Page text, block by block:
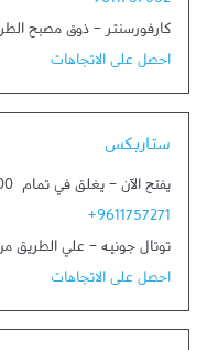
كارفورسنتر - ذوق مصبح
احصل على الاتجاهات
ستاربكس
يفتح الآن - يغلق في تمام
+9611757271
توتال جونيه - علي الطريق
احصل على الاتجاهات